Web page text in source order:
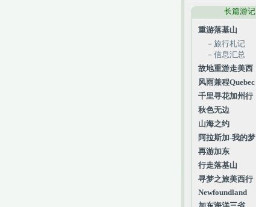
长篇游记
重游落基山
－ 旅行札记
－ 信息汇总
故地重游走美西
风雨兼程Quebec
千里寻花加州行
秋色无边
山海之约
阿拉斯加-我的梦
再游加东
行走落基山
寻梦之旅美西行
Newfoundland